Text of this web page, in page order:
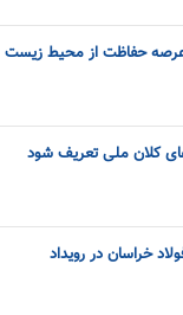
عرصه حفاظت از محیط زیست
کلان ملی تعریف شود
خراسان در رویداد